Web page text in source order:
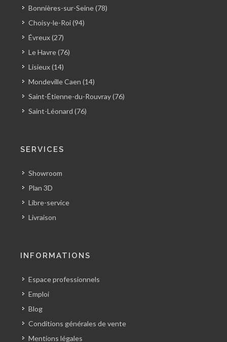
Bonnières-sur-Seine (78)
Choisy-le-Roi (94)
Évreux (27)
Le Havre (76)
Lisieux (14)
Mondeville Caen (14)
Saint-Étienne-du-Rouvray (76)
Saint-Léonard (76)
SERVICES
Showroom
Plan 3D
Libre-service
Livraison
INFORMATIONS
Espace professionnels
Emploi
Blog
Conditions générales de vente
Mentions légales